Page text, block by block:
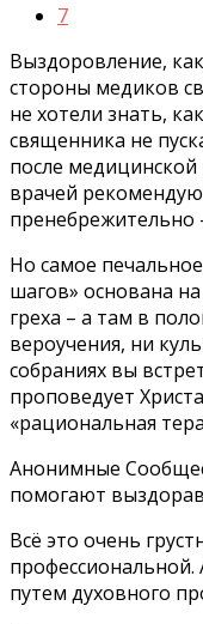
7
Выздоровление,
стороны медиков
не хотели знать,
священника не
после
врачей
пренебрежительно
Но самое
шагов» основана
греха – а там в
вероучения, ни
собраниях вы
проповедует
«рациональная
Анонимные
помогают
Всё это очень
путем духовного